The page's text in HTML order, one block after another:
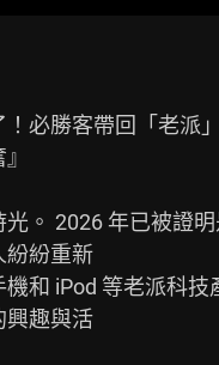
必勝客帶回「老派
。 2026 年已被證
紛紛重新
和 iPod 等老派科技
興趣與活